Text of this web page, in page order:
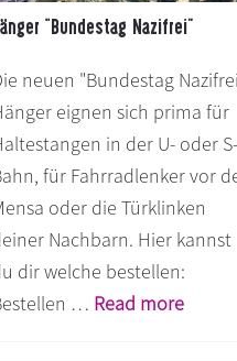
“Bundestag Nazifrei”
neuen "Bundestag
eignen sich prima für
in der U- oder S-
für Fahrradlenker vor
oder die Türklinken
Nachbarn. Hier kannst
dir welche bestellen:
… Read moreInfos